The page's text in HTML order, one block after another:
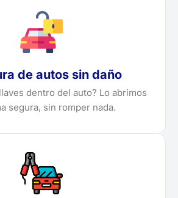
de autos sin daño
dentro del auto? Lo abrimos
segura, sin romper nada.